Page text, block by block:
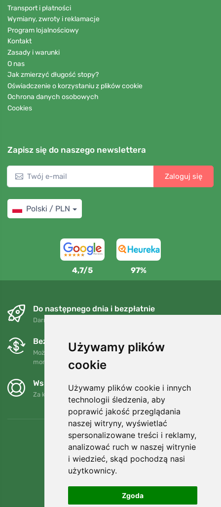
Używamy plików
cookie
Używamy plików cookie i innych
technologii śledzenia, aby
poprawić jakość przeglądania
naszej witryny, wyświetlać
spersonalizowane treści i reklamy,
analizować ruch w naszej witrynie
i wiedzieć, skąd pochodzą nasi
użytkownicy.
Zgoda
Transport i płatności
Wymiany, zwroty i reklamacje
Program lojalnościowy
Kontakt
Zasady i warunki
O nas
Jak zmierzyć długość stopy?
Oświadczenie o korzystaniu z plików cookie
Ochrona danych osobowych
Cookies
Zapisz się do naszego newslettera
Zaloguj się
Polski / PLN
4,7/5 97%
Do następnego dnia i bezpłatnie
Darmowa wysyłka dla zamówień powyżej 250 PLN
Bezpłatne wymiany i zwroty
Możesz zwrócić lub wymienić swoje zamówienie w dowolnym
momencie w ciągu 90 dni.
Wspieramy Trees.org
Za każde zamówienie sadzimy drzewo! Czytaj więcej